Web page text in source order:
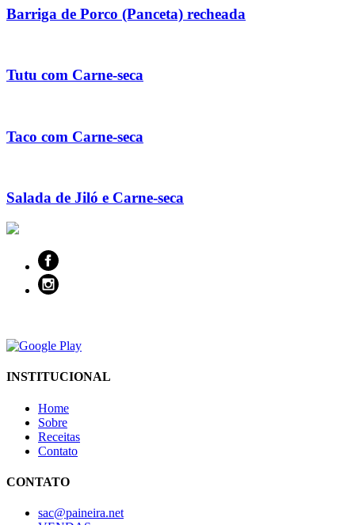
Barriga de Porco (Panceta) recheada
Tutu com Carne-seca
Taco com Carne-seca
Salada de Jiló e Carne-seca
INSTITUCIONAL
Home
Sobre
Receitas
Contato
CONTATO
sac@paineira.net